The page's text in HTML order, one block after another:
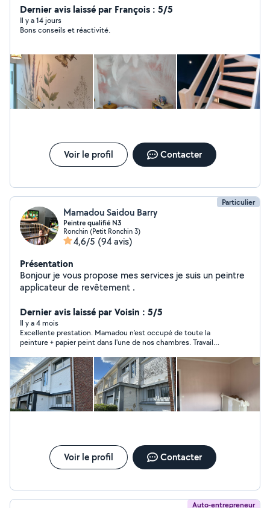
Dernier avis laissé par François : 5/5
Il y a 14 jours
Bons conseils et réactivité.
Voir le profil Contacter
Particulier
Mamadou Saidou Barry
Peintre qualifié N3
Ronchin (Petit Ronchin 3)
4,6/5 (94 avis)
Présentation
Bonjour je vous propose mes services je suis un peintre
applicateur de revêtement .
Dernier avis laissé par Voisin : 5/5
Il y a 4 mois
Excellente prestation. Mamadou n'est occupé de toute la
peinture + papier peint dans l'une de nos chambres. Travail
Voir le profil Contacter
Auto-entrepreneur